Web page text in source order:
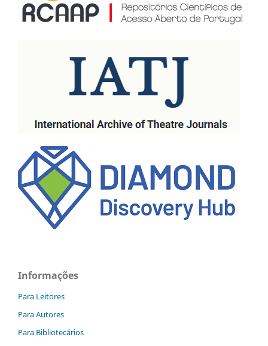
Informações
Para Leitores
Para Autores
Para Bibliotecários